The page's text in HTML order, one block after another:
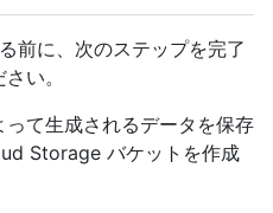
前に、次のステップを完了
い。
て生成されるデータを保存
Storage バケットを作成